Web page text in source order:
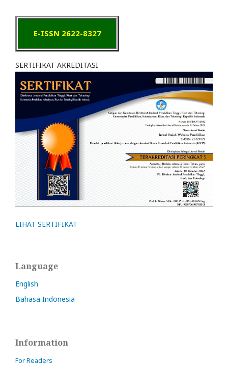
E-ISSN 2622-8327
SERTIFIKAT AKREDITASI
LIHAT SERTIFIKAT
Language
English
Bahasa Indonesia
Information
For Readers